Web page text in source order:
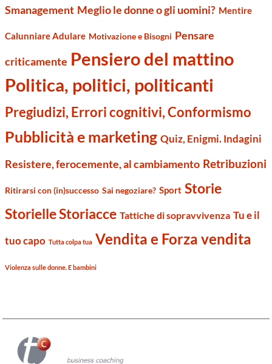
Smanagement Meglio le donne o gli uomini? Mentire
Calunniare Adulare Motivazione e Bisogni Pensare
criticamente Pensiero del mattino
Politica, politici, politicanti
Pregiudizi, Errori cognitivi, Conformismo
Pubblicità e marketing Quiz, Enigmi. Indagini
Resistere, ferocemente, al cambiamento Retribuzioni
Ritirarsi con (in)successo Sai negoziare? Sport Storie
Storielle Storiacce Tattiche di sopravvivenza Tu e il
tuo capo Tutta colpa tua Vendita e Forza vendita
Violenza sulle donne. E bambini